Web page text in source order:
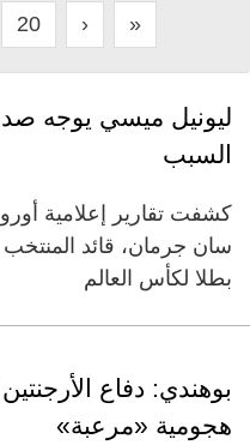
20 › »
ليونيل ميسي يوجه
السبب
كشفت تقارير إعلامية
سان جرمان، قائد المنتخب
بطلا لكأس العالم
بوهندي: دفاع
هجومية «مرعبة»